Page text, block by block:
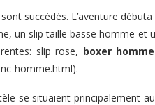
succédés. L’aventure
un slip taille basse homme et
slip rose, boxer
homme.html).
se situaient principalement